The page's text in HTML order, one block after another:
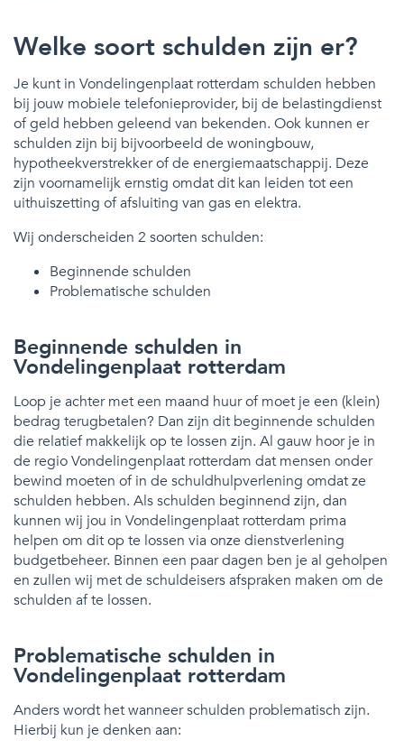
Welke soort schulden zijn er?
Je kunt in Vondelingenplaat rotterdam schulden hebben
bij jouw mobiele telefonieprovider, bij de belastingdienst
of geld hebben geleend van bekenden. Ook kunnen er
schulden zijn bij bijvoorbeeld de woningbouw,
hypotheekverstrekker of de energiemaatschappij. Deze
zijn voornamelijk ernstig omdat dit kan leiden tot een
uithuiszetting of afsluiting van gas en elektra.
Wij onderscheiden 2 soorten schulden:
Beginnende schulden
Problematische schulden
Beginnende schulden in
Vondelingenplaat rotterdam
Loop je achter met een maand huur of moet je een (klein)
bedrag terugbetalen? Dan zijn dit beginnende schulden
die relatief makkelijk op te lossen zijn. Al gauw hoor je in
de regio Vondelingenplaat rotterdam dat mensen onder
bewind moeten of in de schuldhulpverlening omdat ze
schulden hebben. Als schulden beginnend zijn, dan
kunnen wij jou in Vondelingenplaat rotterdam prima
helpen om dit op te lossen via onze dienstverlening
budgetbeheer. Binnen een paar dagen ben je al geholpen
en zullen wij met de schuldeisers afspraken maken om de
schulden af te lossen.
Problematische schulden in
Vondelingenplaat rotterdam
Anders wordt het wanneer schulden problematisch zijn.
Hierbij kun je denken aan: